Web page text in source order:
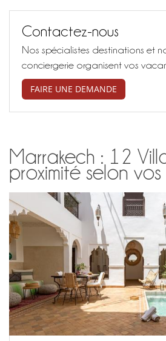
Contactez-nous
Nos spécialistes destinations et
conciergerie organisent vos
FAIRE UNE DEMANDE
Marrakech : 12
proximité selon